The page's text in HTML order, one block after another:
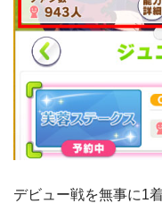
デビュー戦を無事に1